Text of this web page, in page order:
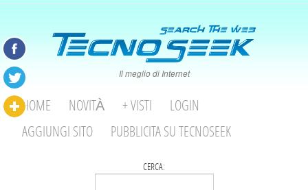
Il meglio di Internet
HOME NOVITÀ + VISTI
LOGIN
AGGIUNGI SITO
PUBBLICITA SU TECNOSEEK
CERCA: